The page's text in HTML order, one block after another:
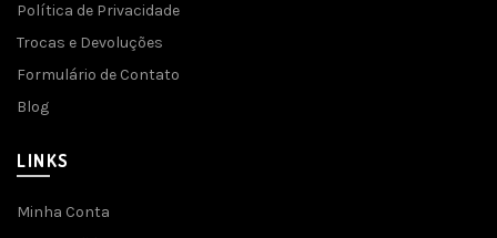
Política de Privacidade
Trocas e Devoluções
Formulário de Contato
Blog
LINKS
Minha Conta